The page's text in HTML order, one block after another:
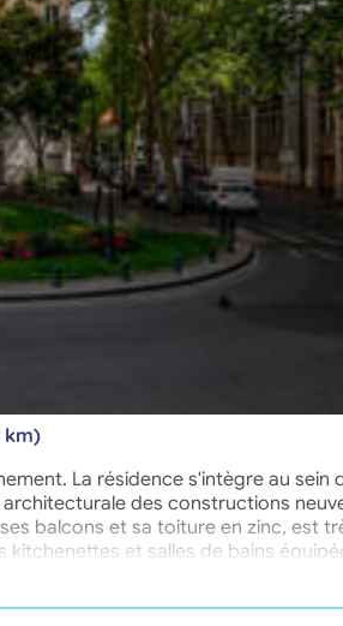
km)
La résidence s'intègre au sein
des constructions
balcons et sa toiture en zinc, est
et salles de bains